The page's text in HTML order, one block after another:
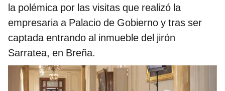
la polémica por las visitas que realizó la
empresaria a Palacio de Gobierno y tras ser
captada entrando al inmueble del jirón
Sarratea, en Breña.